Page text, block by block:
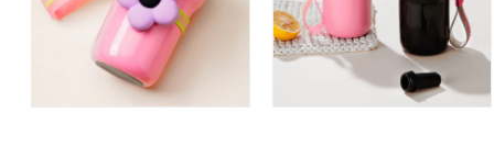
抛光，它不仅是一款功能性配饰，也是一种时尚宣言。无论
您喜欢时尚精致的外观还是充满活力、引人注目的外观，总
有一种颜色可供选择，适合各种品味。此外，对于那些寻求